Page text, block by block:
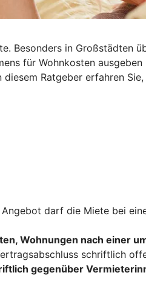
Besonders in Großstädten
für Wohnkosten
Ratgeber erfahren
darf die Miete bei
Wohnungen nach einer
schriftlich
gegenüber